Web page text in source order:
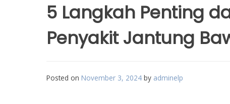
5 Langkah Penting
Penyakit Jantung
Posted on November 3, 2024 by adminelp